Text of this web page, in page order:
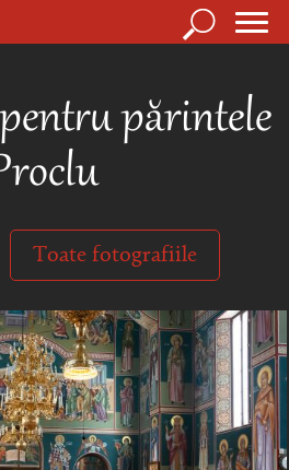
Căutare
părintele
Toate fotografiile